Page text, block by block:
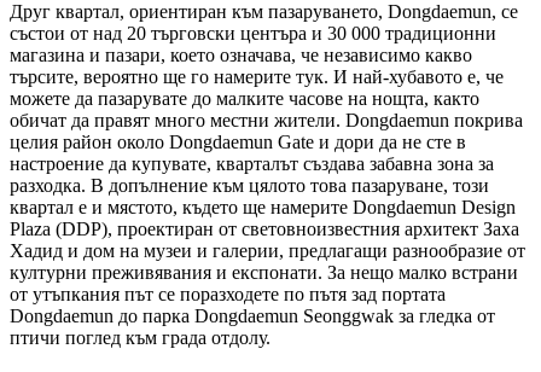
Друг квартал, ориентиран към пазаруването, Dongdaemun, се
състои от над 20 търговски центъра и 30 000 традиционни
магазина и пазари, което означава, че независимо какво
търсите, вероятно ще го намерите тук. И най-хубавото е, че
можете да пазарувате до малките часове на нощта, както
обичат да правят много местни жители. Dongdaemun покрива
целия район около Dongdaemun Gate и дори да не сте в
настроение да купувате, кварталът създава забавна зона за
разходка. В допълнение към цялото това пазаруване, този
квартал е и мястото, където ще намерите Dongdaemun Design
Plaza (DDP), проектиран от световноизвестния архитект Заха
Хадид и дом на музеи и галерии, предлагащи разнообразие от
културни преживявания и експонати. За нещо малко встрани
от утъпкания път се поразходете по пътя зад портата
Dongdaemun до парка Dongdaemun Seonggwak за гледка от
птичи поглед към града отдолу.